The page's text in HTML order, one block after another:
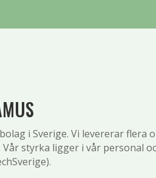
i Sverige. Vi levererar flera
styrka ligger i vår personal